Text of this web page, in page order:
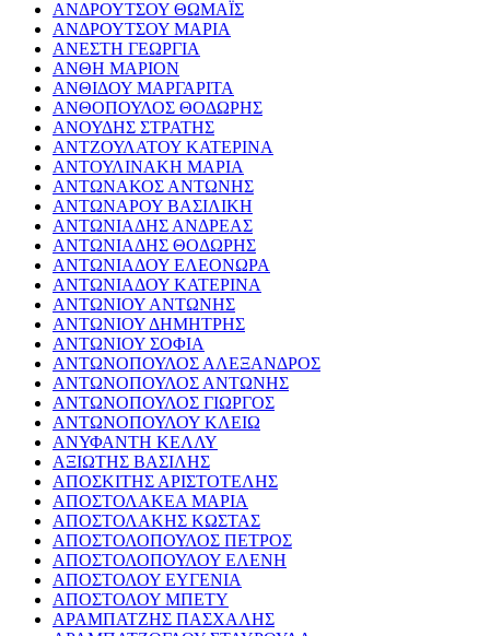
ΑΝΔΡΟΥΤΣΟΥ ΘΩΜΑΪΣ
ΑΝΔΡΟΥΤΣΟΥ ΜΑΡΙΑ
ΑΝΕΣΤΗ ΓΕΩΡΓΙΑ
ΑΝΘΗ ΜΑΡΙΟΝ
ΑΝΘΙΔΟΥ ΜΑΡΓΑΡΙΤΑ
ΑΝΘΟΠΟΥΛΟΣ ΘΟΔΩΡΗΣ
ΑΝΟΥΔΗΣ ΣΤΡΑΤΗΣ
ΑΝΤΖΟΥΛΑΤΟΥ ΚΑΤΕΡΙΝΑ
ΑΝΤΟΥΛΙΝΑΚΗ ΜΑΡΙΑ
ΑΝΤΩΝΑΚΟΣ ΑΝΤΩΝΗΣ
ΑΝΤΩΝΑΡΟΥ ΒΑΣΙΛΙΚΗ
ΑΝΤΩΝΙΑΔΗΣ ΑΝΔΡΕΑΣ
ΑΝΤΩΝΙΑΔΗΣ ΘΟΔΩΡΗΣ
ΑΝΤΩΝΙΑΔΟΥ ΕΛΕΟΝΩΡΑ
ΑΝΤΩΝΙΑΔΟΥ ΚΑΤΕΡΙΝΑ
ΑΝΤΩΝΙΟΥ ΑΝΤΩΝΗΣ
ΑΝΤΩΝΙΟΥ ΔΗΜΗΤΡΗΣ
ΑΝΤΩΝΙΟΥ ΣΟΦΙΑ
ΑΝΤΩΝΟΠΟΥΛΟΣ ΑΛΕΞΑΝΔΡΟΣ
ΑΝΤΩΝΟΠΟΥΛΟΣ ΑΝΤΩΝΗΣ
ΑΝΤΩΝΟΠΟΥΛΟΣ ΓΙΩΡΓΟΣ
ΑΝΤΩΝΟΠΟΥΛΟΥ ΚΛΕΙΩ
ΑΝΥΦΑΝΤΗ ΚΕΛΛΥ
ΑΞΙΩΤΗΣ ΒΑΣΙΛΗΣ
ΑΠΟΣΚΙΤΗΣ ΑΡΙΣΤΟΤΕΛΗΣ
ΑΠΟΣΤΟΛΑΚΕΑ ΜΑΡΙΑ
ΑΠΟΣΤΟΛΑΚΗΣ ΚΩΣΤΑΣ
ΑΠΟΣΤΟΛΟΠΟΥΛΟΣ ΠΕΤΡΟΣ
ΑΠΟΣΤΟΛΟΠΟΥΛΟΥ ΕΛΕΝΗ
ΑΠΟΣΤΟΛΟΥ ΕΥΓΕΝΙΑ
ΑΠΟΣΤΟΛΟΥ ΜΠΕΤΥ
ΑΡΑΜΠΑΤΖΗΣ ΠΑΣΧΑΛΗΣ